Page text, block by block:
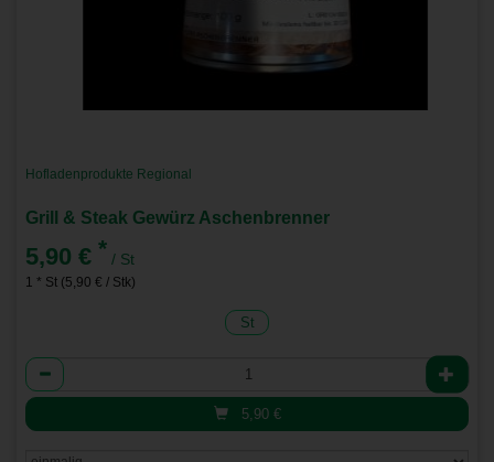
Hofladenprodukte Regional
Grill & Steak Gewürz Aschenbrenner
5,90 € * / St
1 * St (5,90 € / Stk)
St
Anzahl
5,90 €